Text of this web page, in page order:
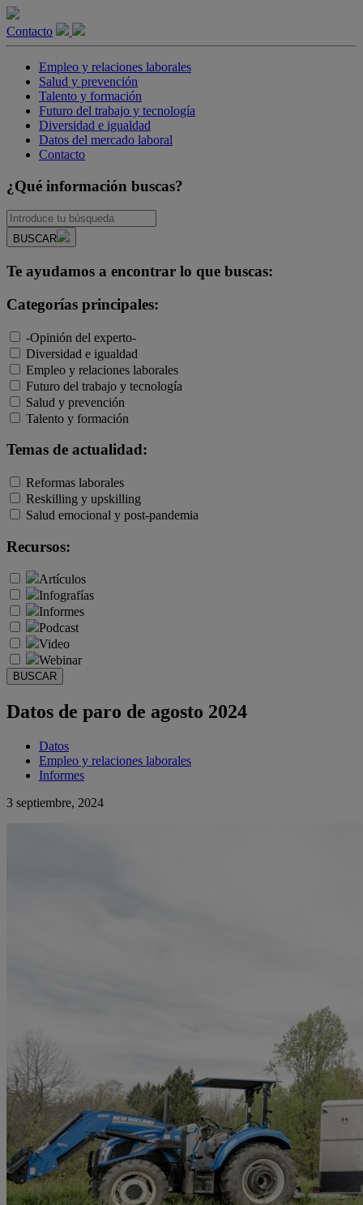
Contacto
Empleo y relaciones laborales
Salud y prevención
Talento y formación
Futuro del trabajo y tecnología
Diversidad e igualdad
Datos del mercado laboral
Contacto
¿Qué información buscas?
BUSCAR
Te ayudamos a encontrar lo que buscas:
Categorías principales:
-Opinión del experto-
Diversidad e igualdad
Empleo y relaciones laborales
Futuro del trabajo y tecnología
Salud y prevención
Talento y formación
Temas de actualidad:
Reformas laborales
Reskilling y upskilling
Salud emocional y post-pandemia
Recursos:
Artículos
Infografías
Informes
Podcast
Video
Webinar
BUSCAR
Datos de paro de agosto 2024
Datos
Empleo y relaciones laborales
Informes
3 septiembre, 2024